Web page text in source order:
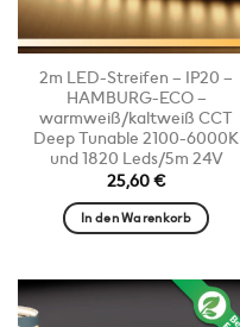
2m LED-Streifen – IP20 –
HAMBURG-ECO –
warmweiß/kaltweiß CCT
Deep Tunable 2100-6000K
und 1820 Leds/5m 24V
25,60€
In den Warenkorb